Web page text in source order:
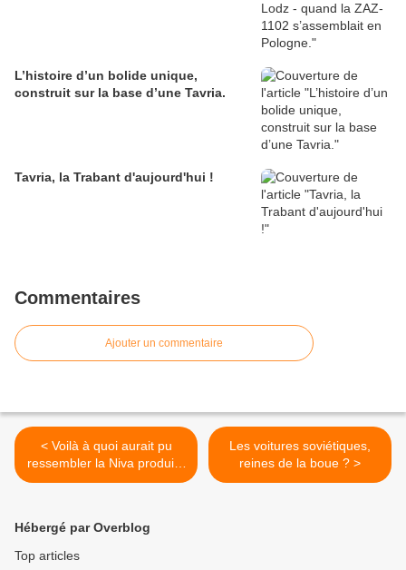
L’histoire d’un bolide unique,
construit sur la base d’une Tavria.
Tavria, la Trabant d'aujourd'hui !
Commentaires
Ajouter un commentaire
< Voilà à quoi aurait pu
ressembler la Niva produite
en Grèce.
Les voitures soviétiques,
reines de la boue ? >
Hébergé par Overblog
Top articles